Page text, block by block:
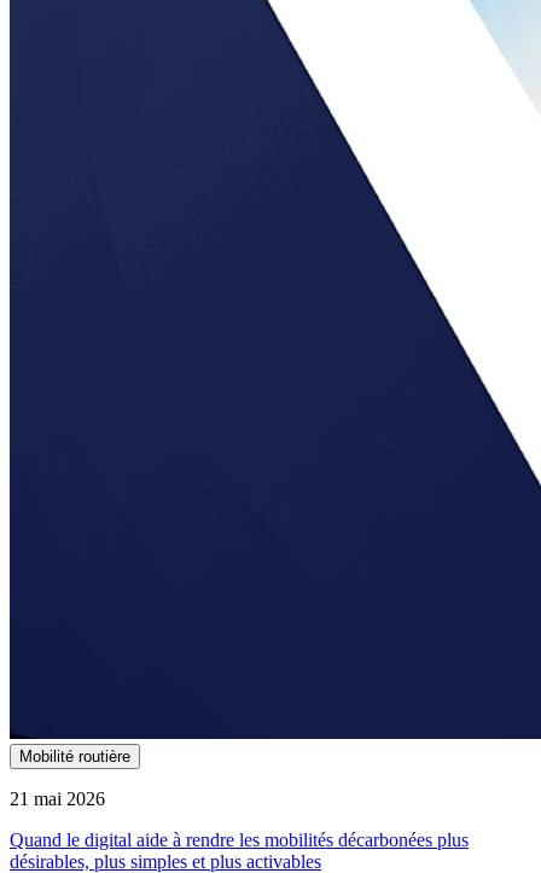
Mobilité routière
21 mai 2026
Quand le digital aide à rendre les mobilités décarbonées plus
désirables, plus simples et plus activables